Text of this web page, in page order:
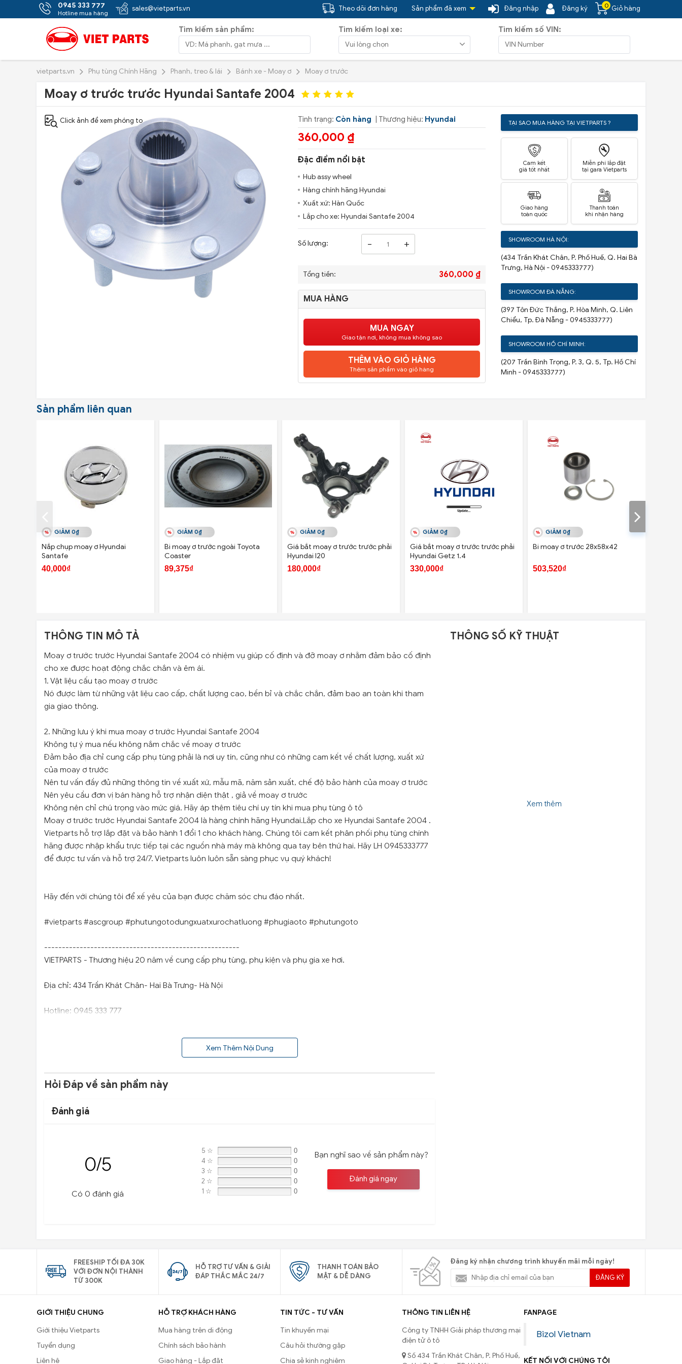
0945 333 777
Hotline mua hàng
sales@vietparts.vn 0 Giỏ hàng
Đăng ký
Đăng nhập
Sản phẩm đã xem
Theo dõi đơn hàng
Tìm kiếm sản phẩm: Tìm kiếm loại xe: Tìm kiếm số VIN:
vietparts.vn Phụ tùng Chính Hãng Phanh, treo & lái Bánh xe - Moay ơ Moay ơ trước
Moay ơ trước trước Hyundai Santafe 2004
Click ảnh để xem phóng to Tình trạng: Còn hàng | Thương hiệu: Hyundai
360,000 ₫
Đặc điểm nổi bật
Hub assy wheel
Hàng chính hãng Hyundai
Xuất xứ: Hàn Quốc
Lắp cho xe: Hyundai Santafe 2004
Số lượng: - +
Tổng tiền: 360,000 ₫
MUA HÀNG
MUA NGAY
Giao tận nơi, không mua không sao
THÊM VÀO GIỎ HÀNG
Thêm sản phẩm vào giỏ hàng
TẠI SAO MUA HÀNG TẠI VIETPARTS ?
Cam kết
giá tốt nhất
Miễn phí lắp đặt
tại gara Vietparts
Giao hàng
toàn quốc
Thanh toán
khi nhận hàng
SHOWROOM HÀ NỘI:
(434 Trần Khát Chân, P. Phố Huế, Q. Hai Bà
Trưng, Hà Nội - 0945333777)
SHOWROOM ĐÀ NẴNG:
(397 Tôn Đức Thắng, P. Hòa Minh, Q. Liên
Chiểu, Tp. Đà Nẵng - 0945333777)
SHOWROOM HỒ CHÍ MINH:
(207 Trần Bình Trọng, P. 3, Q. 5, Tp. Hồ Chí
Minh - 0945333777)
Sản phẩm liên quan
GIẢM 0₫
Nắp chụp moay ơ Hyundai
Santafe
40,000₫
GIẢM 0₫
Bi moay ơ trước ngoài Toyota
Coaster
89,375₫
GIẢM 0₫
Giá bắt moay ơ trước trước phải
Hyundai I20
180,000₫
GIẢM 0₫
Giá bắt moay ơ trước trước phải
Hyundai Getz 1.4
330,000₫
GIẢM 0₫
Bi moay ơ trước 28x58x42
503,520₫
THÔNG TIN MÔ TẢ
Moay ơ trước trước Hyundai Santafe 2004 có nhiệm vụ giúp cố định và đỡ moay ơ nhằm đảm bảo cố định
cho xe được hoạt động chắc chắn và êm ái.
1. Vật liệu cấu tạo moay ơ trước
Nó được làm từ những vật liệu cao cấp, chất lượng cao, bền bỉ và chắc chắn, đảm bao an toàn khi tham
gia giao thông.
2. Những lưu ý khi mua moay ơ trước Hyundai Santafe 2004
Không tự ý mua nếu không nắm chắc về moay ơ trước
Đảm bảo địa chỉ cung cấp phụ tùng phải là nơi uy tín, cũng như có những cam kết về chất lượng, xuất xứ
của moay ơ trước
Nên tư vấn đầy đủ những thông tin về xuất xứ, mẫu mã, năm sản xuất, chế độ bảo hành của moay ơ trước
Nên yêu cầu đơn vị bán hàng hỗ trợ nhận diện thật , giả về moay ơ trước
Không nên chỉ chú trọng vào mức giá. Hãy áp thêm tiêu chí uy tín khi mua phụ tùng ô tô
Moay ơ trước trước Hyundai Santafe 2004 là hàng chính hãng Hyundai.Lắp cho xe Hyundai Santafe 2004 .
Vietparts hỗ trợ lắp đặt và bảo hành 1 đổi 1 cho khách hàng. Chúng tôi cam kết phân phối phụ tùng chính
hãng được nhập khẩu trực tiếp tại các nguồn nhà máy mà không qua tay bên thứ hai. Hãy LH 0945333777
để được tư vấn và hỗ trợ 24/7. Vietparts luôn luôn sẵn sàng phục vụ quý khách!
Hãy đến với chúng tôi để xế yêu của bạn được chăm sóc chu đáo nhất.
#vietparts #ascgroup #phutungotodungxuatxurochatluong #phugiaoto #phutungoto
-------------------------------------------------------
VIETPARTS - Thương hiệu 20 năm về cung cấp phụ tùng, phụ kiện và phụ gia xe hơi.
Địa chỉ: 434 Trần Khát Chân- Hai Bà Trưng- Hà Nội
Hotline: 0945 333 777
Xem Thêm Nội Dung
Hỏi Đáp về sản phẩm này
Đánh giá
0/5
Có 0 đánh giá
5 ☆ 0
4 ☆ 0
3 ☆ 0
2 ☆ 0
1 ☆ 0
Bạn nghĩ sao về sản phẩm này?
Đánh giá ngay
THÔNG SỐ KỸ THUẬT
Xem thêm
FREESHIP TỐI ĐA 30K
VỚI ĐƠN NỘI THÀNH
TỪ 300K
HỖ TRỢ TƯ VẤN & GIẢI
ĐÁP THẮC MẮC 24/7
THANH TOÁN BẢO
MẬT & DỄ DÀNG
Đăng ký nhận chương trình khuyến mãi mỗi ngày!
ĐĂNG KÝ
GIỚI THIỆU CHUNG
Giới thiệu Vietparts
Tuyển dụng
Liên hệ
HỖ TRỢ KHÁCH HÀNG
Mua hàng trên di động
Chính sách bảo hành
Giao hàng - Lắp đặt
TIN TỨC - TƯ VẤN
Tin khuyến mại
Câu hỏi thường gặp
Chia sẻ kinh nghiệm
THÔNG TIN LIÊN HỆ
Công ty TNHH Giải pháp thương mại
điện tử ô tô
Số 434 Trần Khát Chân, P. Phố Huế,
FANPAGE
Bizol Vietnam
KẾT NỐI VỚI CHÚNG TÔI